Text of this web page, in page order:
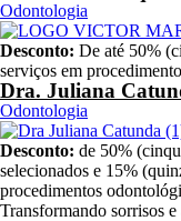
Odontologia
Desconto: De até 50%
serviços em
Dra. Juliana
Odontologia
Desconto: de 50%
selecionados e 15%
procedimentos
Transformando sorrisos